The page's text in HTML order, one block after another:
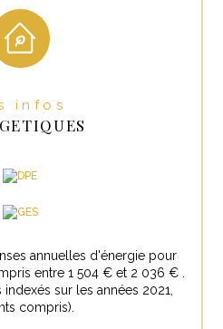
infos
annuelles d'énergie pour
entre 1 504 € et 2 036 € .
sur les années 2021,
compris).